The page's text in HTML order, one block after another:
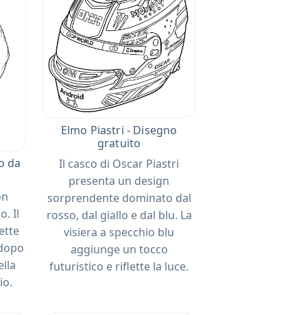
da
Il
Elmo Piastri - Disegno
gratuito
Il casco di Oscar Piastri
presenta un design
sorprendente dominato dal
rosso, dal giallo e dal blu. La
visiera a specchio blu
aggiunge un tocco
futuristico e riflette la luce.